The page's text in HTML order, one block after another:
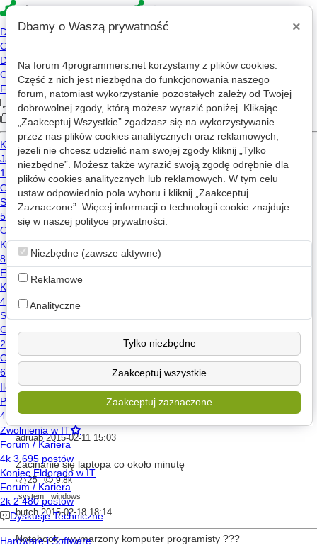
4p » Forum
Hardware/Software
« 1 2 ... 756 ... 773 »
Nowy wątek
25
9.7k
linux
Wibowit
Nvidia Geforce 315M "CUDA" - Pomoc
fdgdag 2011-08-26 22:34
Monitor wyłącza się po kilku sekundach. Czemu?
dawid98 2012-05-14 20:21
Zaakceptowano Jaki edytora HTML polecacie (najlepiej żeby pokazywał zmiany w czasie rzeczywistym)
adruab 2015-02-11 15:03
Zacinanie się laptopa co około minutę
25
9.8k
system
windows
butch 2015-02-18 18:14
Notebook - wymarzony komputer programisty ???
Dbamy o Waszą prywatność ×
Na forum 4programmers.net korzystamy z plików cookies.
Część z nich jest niezbędna do funkcjonowania naszego
forum, natomiast wykorzystanie pozostałych zależy od Twojej
dobrowolnej zgody, którą możesz wyrazić poniżej. Klikając
„Zaakceptuj Wszystkie” zgadzasz się na wykorzystywanie
przez nas plików cookies analitycznych oraz reklamowych,
jeżeli nie chcesz udzielić nam swojej zgody kliknij „Tylko
niezbędne”. Możesz także wyrazić swoją zgodę odrębnie dla
plików cookies analitycznych lub reklamowych. W tym celu
ustaw odpowiednio pola wyboru i kliknij „Zaakceptuj
Zaznaczone”. Więcej informacji o technologii cookie znajduje
się w naszej polityce prywatności.
Niezbędne (zawsze aktywne)
Reklamowe
Analityczne
Tylko niezbędne
Zaakceptuj wszystkie
Zaakceptuj zaznaczone